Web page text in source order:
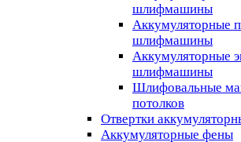
шлифмашины
Аккумуляторные
шлифмашины
Аккумуляторные
шлифмашины
Шлифовальные
потолков
Отвертки
Аккумуляторные фены